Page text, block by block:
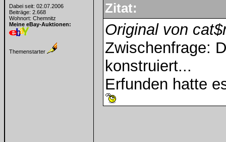
Dabei seit: 02.07.2006
Beiträge: 2.668
Wohnort: Chemnitz
Meine eBay-Auktionen:
Themenstarter
Zitat:
Original von
Zwischenfrage:
konstruiert...
Erfunden hatte